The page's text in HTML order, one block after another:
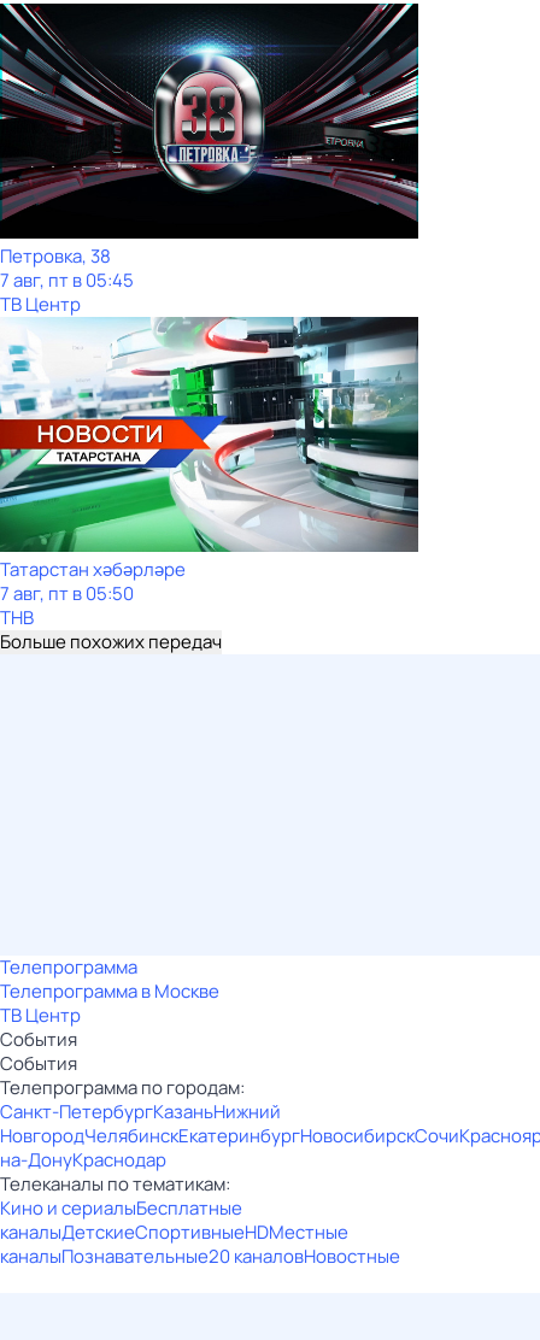
Петровка, 38
7 авг, пт в 05:45
ТВ Центр
Татарстан хәбәрләре
7 авг, пт в 05:50
ТНВ
Больше похожих передач
Телепрограмма
Телепрограмма в Москве
ТВ Центр
События
События
Телепрограмма по городам:
Санкт-ПетербургКазаньНижний
НовгородЧелябинскЕкатеринбургНовосибирскСочи
на-ДонуКраснодар
Телеканалы по тематикам:
Кино и сериалыБесплатные
каналыДетскиеСпортивныеHDМестные
каналыПознавательные20 каналовНовостные